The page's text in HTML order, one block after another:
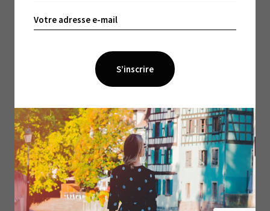
Le Grand Orient de France : la liberté de
conscience comme horizon